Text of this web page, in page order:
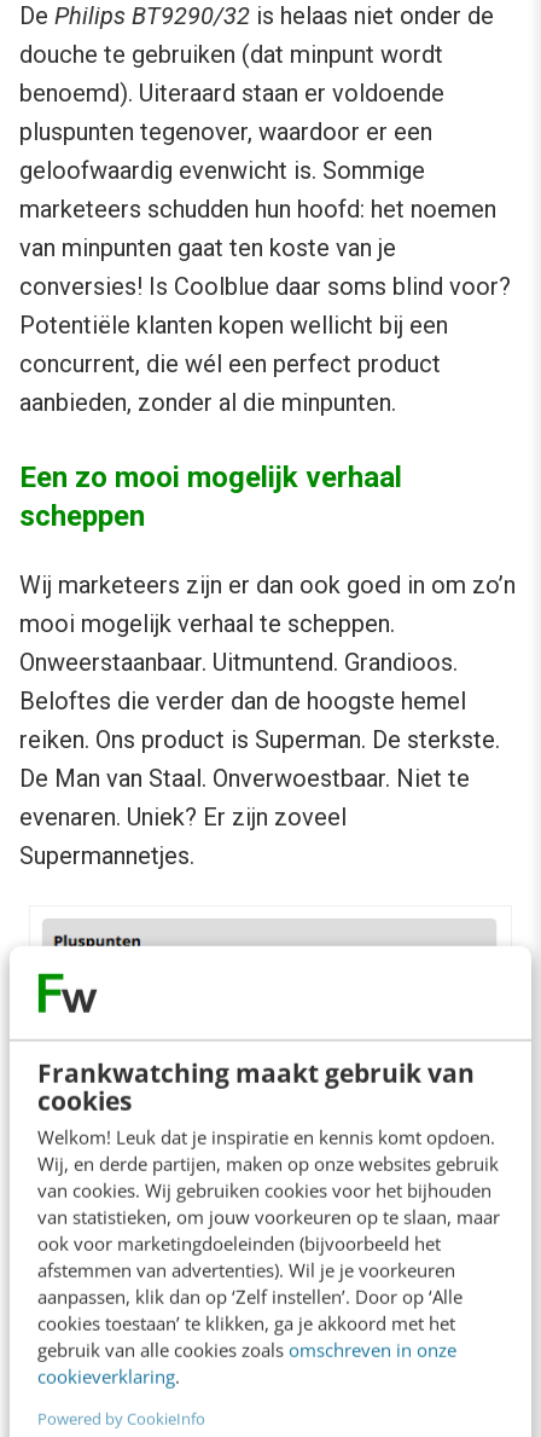
Frankwatching maakt gebruik van
cookies
Welkom! Leuk dat je inspiratie en kennis komt opdoen.
Wij, en derde partijen, maken op onze websites gebruik
van cookies. Wij gebruiken cookies voor het bijhouden
van statistieken, om jouw voorkeuren op te slaan, maar
ook voor marketingdoeleinden (bijvoorbeeld het
afstemmen van advertenties). Wil je je voorkeuren
aanpassen, klik dan op ‘Zelf instellen’. Door op ‘Alle
cookies toestaan’ te klikken, ga je akkoord met het
gebruik van alle cookies zoals omschreven in onze
cookieverklaring.
Powered by CookieInfo
De Philips BT9290/32 is helaas niet onder de
douche te gebruiken (dat minpunt wordt
benoemd). Uiteraard staan er voldoende
pluspunten tegenover, waardoor er een
geloofwaardig evenwicht is. Sommige
marketeers schudden hun hoofd: het noemen
van minpunten gaat ten koste van je
conversies! Is Coolblue daar soms blind voor?
Potentiële klanten kopen wellicht bij een
concurrent, die wél een perfect product
aanbieden, zonder al die minpunten.
Een zo mooi mogelijk verhaal
scheppen
Wij marketeers zijn er dan ook goed in om zo’n
mooi mogelijk verhaal te scheppen.
Onweerstaanbaar. Uitmuntend. Grandioos.
Beloftes die verder dan de hoogste hemel
reiken. Ons product is Superman. De sterkste.
De Man van Staal. Onverwoestbaar. Niet te
evenaren. Uniek? Er zijn zoveel
Supermannetjes.
Voorbeeld trimmer met minpunt (Coolblue).
Comfortabele conversies
Coolblue pakt het anders aan. Zij presenteren